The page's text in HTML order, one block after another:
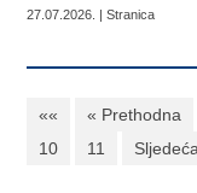
27.07.2026. | Stranica
«« « Prethodna
10
11